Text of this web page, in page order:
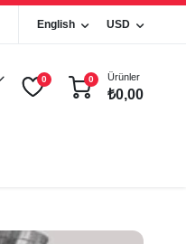
English USD
0 0 Ürünler
₺0,00